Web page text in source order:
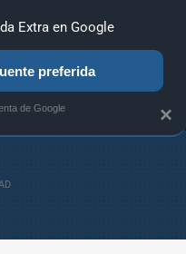
PC SONY NINTENDO
×
Extra en Google
preferida
de Google